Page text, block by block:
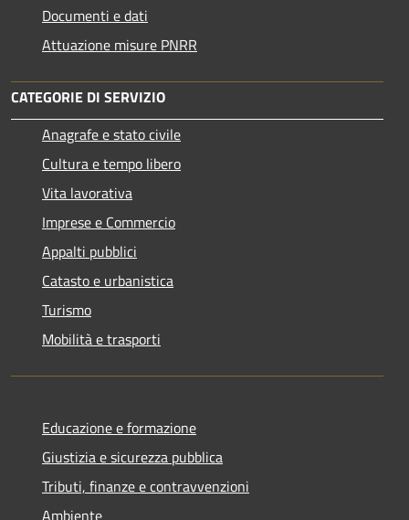
Documenti e dati
Attuazione misure PNRR
CATEGORIE DI SERVIZIO
Anagrafe e stato civile
Cultura e tempo libero
Vita lavorativa
Imprese e Commercio
Appalti pubblici
Catasto e urbanistica
Turismo
Mobilità e trasporti
Educazione e formazione
Giustizia e sicurezza pubblica
Tributi, finanze e contravvenzioni
Ambiente